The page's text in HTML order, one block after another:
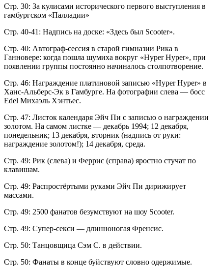
Стр. 30: За кулисами исторического первого выступления в
гамбургском «Палладии»
Стр. 40-41: Надпись на доске: «Здесь был Scooter».
Стр. 40: Автограф-сессия в старой гимназии Рика в
Ганновере: когда пошла шумиха вокруг «Hyper Hyper», при
появлении группы постоянно начиналось столпотворение.
Стр. 46: Награждение платиновой записью «Hyper Hyper» в
Ханс-Альберс-Эк в Гамбурге. На фотографии слева — босс
Edel Михаэль Хэнтьес.
Стр. 47: Листок календаря Эйч Пи с записью о награждении
золотом. На самом листке — декабрь 1994; 12 декабря,
понедельник; 13 декабря, вторник (надпись от руки:
награждение золотом!); 14 декабря, среда.
Стр. 49: Рик (слева) и Феррис (справа) яростно стучат по
клавишам.
Стр. 49: Распростёртыми руками Эйч Пи дирижирует
массами.
Стр. 49: 2500 фанатов безумствуют на шоу Scooter.
Стр. 49: Супер-секси — длинноногая Френсис.
Стр. 50: Танцовщица Сэм С. в действии.
Стр. 50: Фанаты в конце буйствуют словно одержимые.